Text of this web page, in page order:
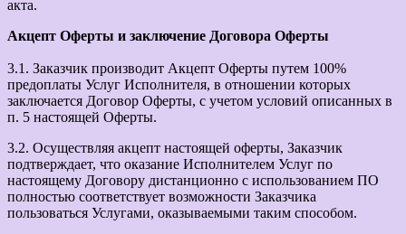
акта.
Акцепт Оферты и заключение Договора Оферты
3.1. Заказчик производит Акцепт Оферты путем 100%
предоплаты Услуг Исполнителя, в отношении которых
заключается Договор Оферты, с учетом условий описанных в
п. 5 настоящей Оферты.
3.2. Осуществляя акцепт настоящей оферты, Заказчик
подтверждает, что оказание Исполнителем Услуг по
настоящему Договору дистанционно с использованием ПО
полностью соответствует возможности Заказчика
пользоваться Услугами, оказываемыми таким способом.